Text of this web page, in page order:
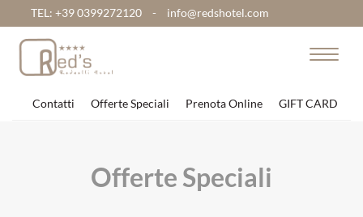
TEL: +39 0399272120 - info@redshotel.com
Toggle
Contatti Offerte Speciali Prenota Online GIFT CARD
Offerte Speciali